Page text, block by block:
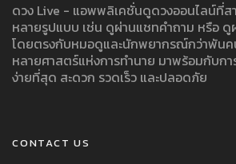
ดวง Live - แอพพลิเคชั่นดูดวงออนไลน์ที่ส
หลายรูปแบบ เช่น ดูผ่านแชทคำถาม หรือ
โดยตรงกับหมอดูและนักพยากรณ์กว่าพันค
หลายศาสตร์แห่งการทำนาย มาพร้อมกับกา
ง่ายที่สุด สะดวก รวดเร็ว และปลอดภัย
CONTACT US